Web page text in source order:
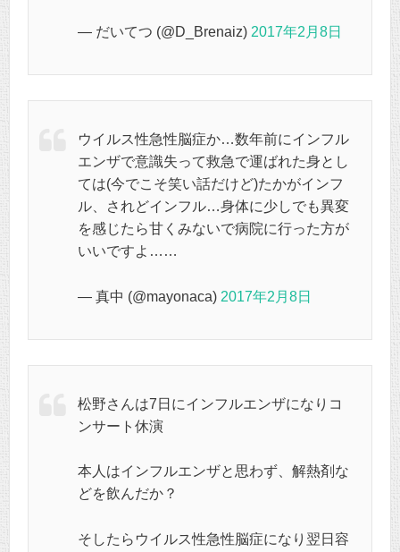
— だいてつ (@D_Brenaiz) 2017年2月8日
ウイルス性急性脳症か…数年前にインフル
エンザで意識失って救急で運ばれた身とし
ては(今でこそ笑い話だけど)たかがインフ
ル、されどインフル…身体に少しでも異変
を感じたら甘くみないで病院に行った方が
いいですよ……
— 真中 (@mayonaca) 2017年2月8日
松野さんは7日にインフルエンザになりコ
ンサート休演
本人はインフルエンザと思わず、解熱剤な
どを飲んだか？
そしたらウイルス性急性脳症になり翌日容